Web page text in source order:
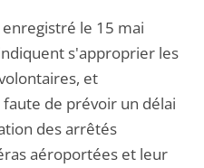
le 15 mai
s'approprier les
et
de prévoir un délai
des arrêtés
aéroportées et leur